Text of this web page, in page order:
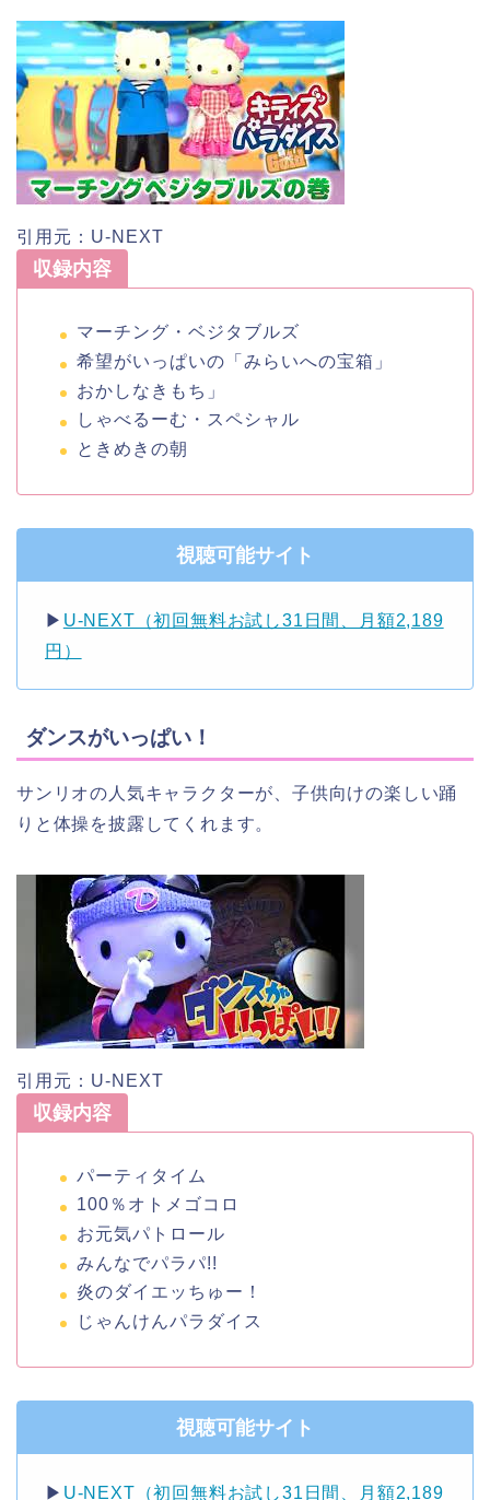
引用元：U-NEXT
収録内容
マーチング・ベジタブルズ
希望がいっぱいの「みらいへの宝箱」
おかしなきもち」
しゃべるーむ・スペシャル
ときめきの朝
視聴可能サイト
▶︎ U-NEXT（初回無料お試し31日間、月額2,189
円）
ダンスがいっぱい！
サンリオの人気キャラクターが、子供向けの楽しい踊
りと体操を披露してくれます。
引用元：U-NEXT
収録内容
パーティタイム
100％オトメゴコロ
お元気パトロール
みんなでパラパ!!
炎のダイエッちゅー！
じゃんけんパラダイス
視聴可能サイト
▶︎ U-NEXT（初回無料お試し31日間、月額2,189